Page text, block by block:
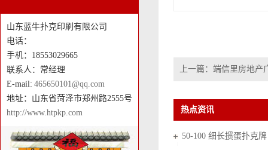
山东蓝牛扑克印刷有限公司
电话：
手机：18553029665
联系人：常经理
E-mail: 465650101@qq.com
地址：山东省菏泽市郑州路2555号
http://www.htpkp.com
上一篇： 端信里房地产
热点资讯
50-100 细长掼蛋扑克牌